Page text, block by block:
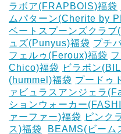
ラボア(FRAPBOIS)福袋
ムパターン(Cherite by
ベートスプーンズクラ
ュズ(Punyus)福袋 プチ
フェルゥ(Feroux)福袋
Chico)福袋 ビラボン
(hummel)福袋 プードゥ
ァビュラスアンジェラ
ションウォーカー
ァーファー)福袋 ピンク
ス)福袋
BEAMS(ビーム